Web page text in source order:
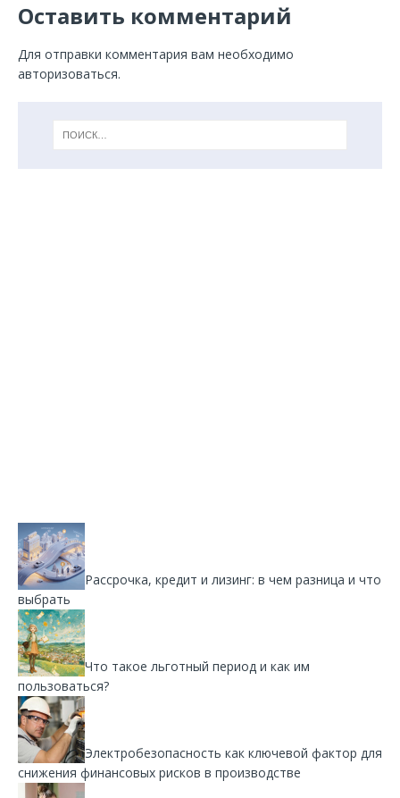
Оставить комментарий
Для отправки комментария вам необходимо
авторизоваться.
Рассрочка, кредит и лизинг: в чем разница и что
выбрать
Что такое льготный период и как им
пользоваться?
Электробезопасность как ключевой фактор для
снижения финансовых рисков в производстве